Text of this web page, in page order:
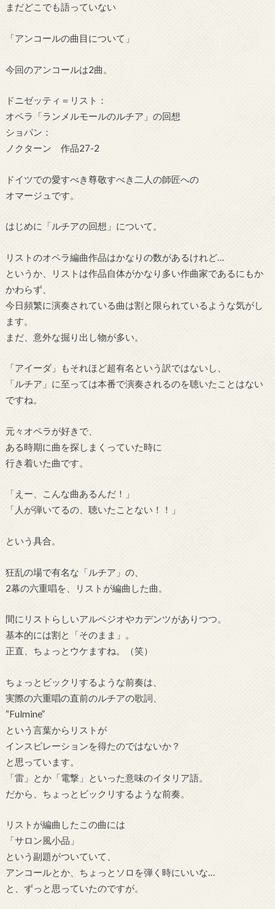
まだどこでも語っていない
「アンコールの曲目について」
今回のアンコールは2曲。
ドニゼッティ＝リスト：
オペラ「ランメルモールのルチア」の回想
ショパン：
ノクターン 作品27-2
ドイツでの愛すべき尊敬すべき二人の師匠への
オマージュです。
はじめに「ルチアの回想」について。
リストのオペラ編曲作品はかなりの数があるけれど…
というか、リストは作品自体がかなり多い作曲家であるにもか
かわらず、
今日頻繁に演奏されている曲は割と限られているような気がし
ます。
まだ、意外な掘り出し物が多い。
「アイーダ」もそれほど超有名という訳ではないし、
「ルチア」に至っては本番で演奏されるのを聴いたことはない
ですね。
元々オペラが好きで、
ある時期に曲を探しまくっていた時に
行き着いた曲です。
「えー、こんな曲あるんだ！」
「人が弾いてるの、聴いたことない！！」
という具合。
狂乱の場で有名な「ルチア」の、
2幕の六重唱を、リストが編曲した曲。
間にリストらしいアルペジオやカデンツがありつつ。
基本的には割と「そのまま」。
正直、ちょっとウケますね。（笑）
ちょっとビックリするような前奏は、
実際の六重唱の直前のルチアの歌詞、
“Fulmine”
という言葉からリストが
インスピレーションを得たのではないか？
と思っています。
「雷」とか「電撃」といった意味のイタリア語。
だから、ちょっとビックリするような前奏。
リストが編曲したこの曲には
「サロン風小品」
という副題がついていて、
アンコールとか、ちょっとソロを弾く時にいいな…
と、ずっと思っていたのですが。